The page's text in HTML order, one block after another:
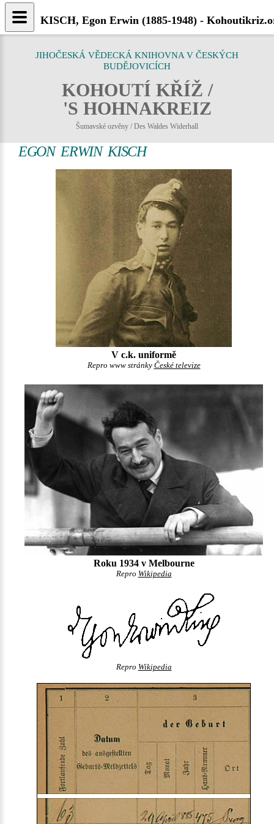
JIHOČESKÁ VĚDECKÁ KNIHOVNA V ČESKÝCH
BUDĚJOVICÍCH
KOHOUTÍ KŘÍŽ /
'S HOHNAKREIZ
Šumavské ozvěny / Des Waldes Widerhall
EGON ERWIN KISCH
V c.k. uniformě
Repro www stránky České televize
Roku 1934 v Melbourne
Repro Wikipedia
Repro Wikipedia
KISCH, Egon Erwin (1885-1948) -